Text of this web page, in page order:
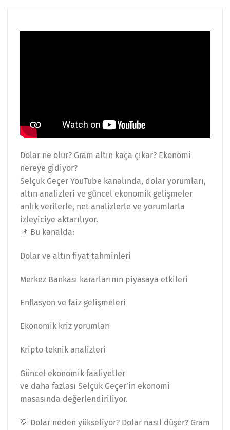
Dolar ne olur? Gram altın kaça çıkar? Ekonomi
nereye gidiyor?
Selçuk Geçer YouTube kanalında, dolar yorumları,
altın analizleri ve güncel ekonomik gelişmeler
anlık verilerle, net analizlerle ve yorumlarla
izleyiciye aktarılıyor.
📌 Bu kanalda:
Dolar ve altın fiyat tahminleri
Merkez Bankası kararlarının piyasaya etkileri
Enflasyon ve faiz gelişmeleri
Ekonomik kriz yorumları
Kripto teknik analizleri
Güncel ekonomik faaliyetler
ve daha fazlası Selçuk Geçer’in ekonomi
masasında değerlendiriliyor.
💡 Dolar neden yükseliyor? Dolar nasıl düşer? Gram